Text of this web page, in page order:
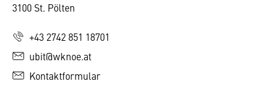
3100 St. Pölten
+43 2742 851 18701
ubit@wknoe.at
Kontaktformular